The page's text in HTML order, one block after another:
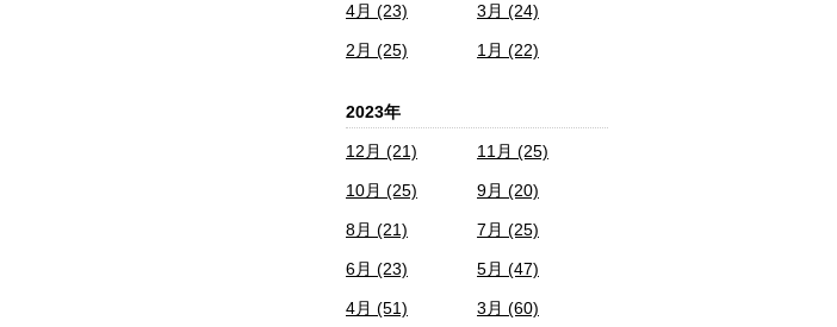
4月 (23) 3月 (24)
2月 (25) 1月 (22)
2023年
12月 (21) 11月 (25)
10月 (25) 9月 (20)
8月 (21) 7月 (25)
6月 (23) 5月 (47)
4月 (51) 3月 (60)